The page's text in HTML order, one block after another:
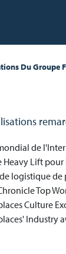
Du Groupe
de l'Inter
Heavy Lift
logistique
Top
Culture
Industry